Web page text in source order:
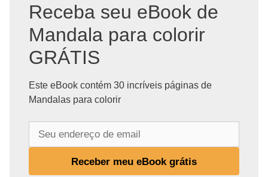
Receba seu eBook de
Mandala para colorir
GRÁTIS
Este eBook contém 30 incríveis páginas de
Mandalas para colorir
Receber meu eBook grátis